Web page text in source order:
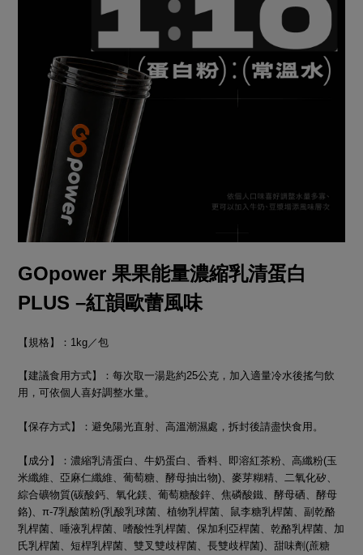
GOpower 果果能量濃縮乳清蛋白
PLUS –紅韻歐蕾風味
【規格】：1kg／包
【建議食用方式】：每次取一湯匙約25公克，加入適量冷水後搖勻飲
用，可依個人喜好調整水量。
【保存方式】：避免陽光直射、高溫潮濕處，拆封後請盡快食用。
【成分】：濃縮乳清蛋白、牛奶蛋白、香料、即溶紅茶粉、高纖粉(玉
米纖維、亞麻仁纖維、葡萄糖、酵母抽出物)、麥芽糊精、二氧化矽、
綜合礦物質(碳酸鈣、氧化鎂、葡萄糖酸鋅、焦磷酸鐵、酵母硒、酵母
鉻)、π-7乳酸菌粉(乳酸乳球菌、植物乳桿菌、鼠李糖乳桿菌、副乾酪
乳桿菌、唾液乳桿菌、嗜酸性乳桿菌、保加利亞桿菌、乾酪乳桿菌、加
氏乳桿菌、短桿乳桿菌、雙叉雙歧桿菌、長雙歧桿菌)、甜味劑(蔗糖